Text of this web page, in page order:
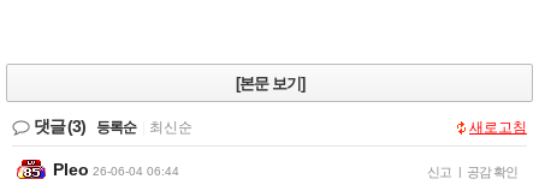
[본문 보기]
댓글(3) 등록순 최신순 새로고침
Pleo 26-06-04 06:44 신고 | 공감 확인